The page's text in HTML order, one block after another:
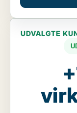
UDVALGTE